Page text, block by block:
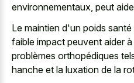
environnementaux, peut
Le maintien d'un poids
faible impact peuvent aider
problèmes orthopédiques
hanche et la luxation de la